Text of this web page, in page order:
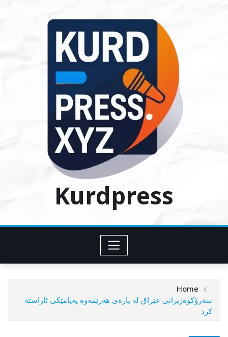
Kurdpress
Home
سەرۆکوەزیرانی عێراق لە بارەی هەرێمەوە پەیامێکی ئاراستە
کرد